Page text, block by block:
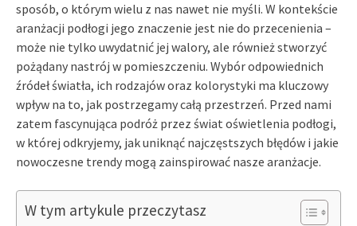
sposób, o którym wielu z nas nawet nie myśli. W kontekście
aranżacji podłogi jego znaczenie jest nie do przecenienia –
może nie tylko uwydatnić jej walory, ale również stworzyć
pożądany nastrój w pomieszczeniu. Wybór odpowiednich
źródeł światła, ich rodzajów oraz kolorystyki ma kluczowy
wpływ na to, jak postrzegamy całą przestrzeń. Przed nami
zatem fascynująca podróż przez świat oświetlenia podłogi,
w której odkryjemy, jak uniknąć najczęstszych błędów i jakie
nowoczesne trendy mogą zainspirować nasze aranżacje.
W tym artykule przeczytasz